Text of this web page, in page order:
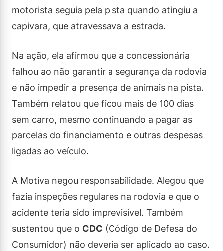
motorista seguia pela pista quando atingiu a
capivara, que atravessava a estrada.
Na ação, ela afirmou que a concessionária
falhou ao não garantir a segurança da rodovia
e não impedir a presença de animais na pista.
Também relatou que ficou mais de 100 dias
sem carro, mesmo continuando a pagar as
parcelas do financiamento e outras despesas
ligadas ao veículo.
A Motiva negou responsabilidade. Alegou que
fazia inspeções regulares na rodovia e que o
acidente teria sido imprevisível. Também
sustentou que o CDC (Código de Defesa do
Consumidor) não deveria ser aplicado ao caso.